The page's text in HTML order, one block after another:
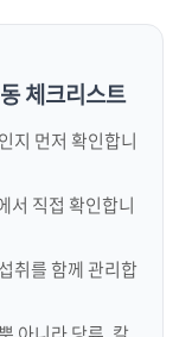
체크리스트
지 먼저 확인합니
서 직접 확인합니
취를 함께 관리합